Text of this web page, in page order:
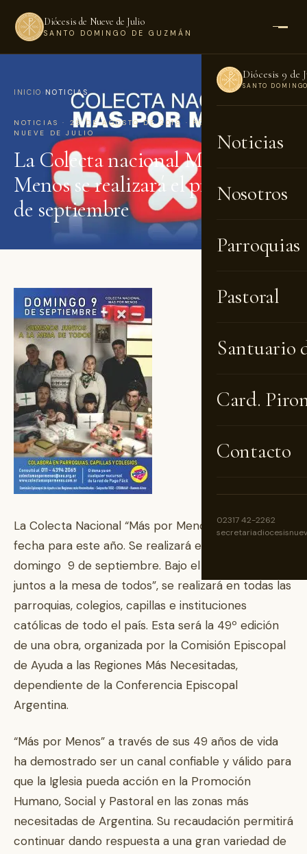
Diócesis de Nueve de Julio
SANTO DOMINGO DE GUZMÁN
Diócesis 9 de
SANTO
Noticias
Nosotros
Parroquias
Pastoral
Santuario
Card.
Contacto
02317 42-2262
INICIO NOTICIAS
NOTICIAS · 25 DE AGOSTO DE 2018 · POR DIÓCESIS DE
NUEVE DE JULIO
La Colecta nacional Más por
Menos se realizará el próximo 9
de septiembre
La Colecta Nacional “Más por Menos” ya tiene
fecha para este año. Se realizará el sábado 8 y el
domingo 9 de septiembre. Bajo el lema “Sumemos
juntos a la mesa de todos”, se realizará en todas las
parroquias, colegios, capillas e instituciones
católicas de todo el país. Esta será la 49º edición
de una obra, organizada por la Comisión Episcopal
de Ayuda a las Regiones Más Necesitadas,
dependiente de la Conferencia Episcopal
Argentina.
“Más por Menos” a través de sus 49 años de vida
ha demostrado ser un canal confiable y válido para
que la Iglesia pueda acción en la Promoción
Humano, Social y Pastoral en las zonas más
necesitadas de Argentina. Su recaudación permitirá
continuar dando respuesta a una gran variedad de